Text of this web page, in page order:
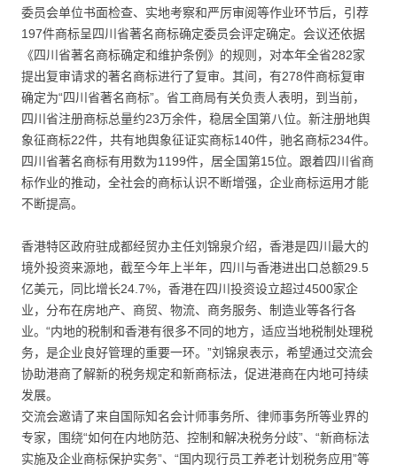
委员会单位书面检查、实地考察和严厉审阅等作业环节后，引荐
197件商标呈四川省著名商标确定委员会评定确定。会议还依据
《四川省著名商标确定和维护条例》的规则，对本年全省282家
提出复审请求的著名商标进行了复审。其间，有278件商标复审
确定为“四川省著名商标”。省工商局有关负责人表明，到当前，
四川省注册商标总量约23万余件，稳居全国第八位。新注册地舆
象征商标22件，共有地舆象征证实商标140件，驰名商标234件。
四川省著名商标有用数为1199件，居全国第15位。跟着四川省商
标作业的推动，全社会的商标认识不断增强，企业商标运用才能
不断提高。
香港特区政府驻成都经贸办主任刘锦泉介绍，香港是四川最大的
境外投资来源地，截至今年上半年，四川与香港进出口总额29.5
亿美元，同比增长24.7%，香港在四川投资设立超过4500家企
业，分布在房地产、商贸、物流、商务服务、制造业等各行各
业。“内地的税制和香港有很多不同的地方，适应当地税制处理税
务，是企业良好管理的重要一环。”刘锦泉表示，希望通过交流会
协助港商了解新的税务规定和新商标法，促进港商在内地可持续
发展。
交流会邀请了来自国际知名会计师事务所、律师事务所等业界的
专家，围绕“如何在内地防范、控制和解决税务分歧”、“新商标法
实施及企业商标保护实务”、“国内现行员工养老计划税务应用”等